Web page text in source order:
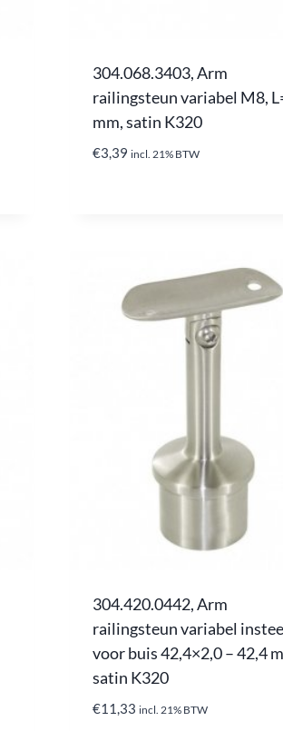
304.068.3403, Arm
railingsteun variabel M8,
mm, satin K320
€3,39 incl. 21% BTW
304.420.0442, Arm
railingsteun variabel
voor buis 42,4×2,0 – 42,4
satin K320
€11,33 incl. 21% BTW